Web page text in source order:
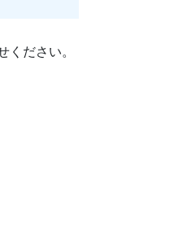
ください。